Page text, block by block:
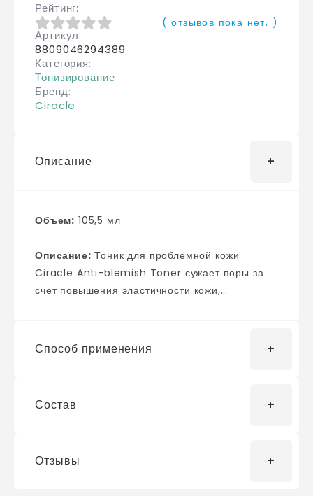
Рейтинг
0из 5
( отзывов пока нет. )
Артикул
8809046294389
Категория
Тонизирование
Бренд
Ciracle
Описание
Объем: 105,5 мл
Описание: Тоник для проблемной кожи
Ciracle Anti-blemish Toner сужает поры за
счет повышения эластичности кожи,
лица, поддерживает на оптимальном уровне
Способ применения
С помощью дозатора нанесите средство на
Состав
Water (Aqua), Butylene glycol, ethanol,
Отзывы